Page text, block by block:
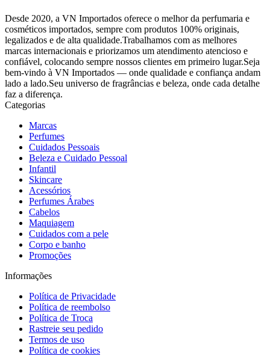
Desde 2020, a VN Importados oferece o melhor da perfumaria e
cosméticos importados, sempre com produtos 100% originais,
legalizados e de alta qualidade.Trabalhamos com as melhores
marcas internacionais e priorizamos um atendimento atencioso e
confiável, colocando sempre nossos clientes em primeiro lugar.Seja
bem-vindo à VN Importados — onde qualidade e confiança andam
lado a lado.Seu universo de fragrâncias e beleza, onde cada detalhe
faz a diferença.
Categorias
Marcas
Perfumes
Cuidados Pessoais
Beleza e Cuidado Pessoal
Infantil
Skincare
Acessórios
Perfumes Árabes
Cabelos
Maquiagem
Cuidados com a pele
Corpo e banho
Promoções
Informações
Política de Privacidade
Política de reembolso
Política de Troca
Rastreie seu pedido
Termos de uso
Política de cookies